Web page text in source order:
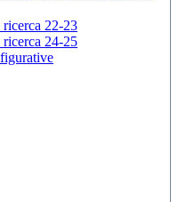
22-23
24-25